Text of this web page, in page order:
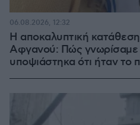
Η αποκαλυπτική
Αφγανού: Πώς γνωρίσαμε
υποψιάστηκα ότι ήταν το
06.08.2026, 12:32